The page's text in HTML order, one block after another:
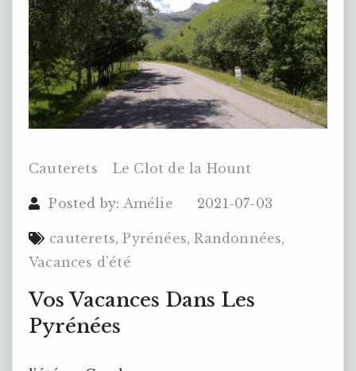
Cauterets Le Clot de la Hount
Posted by: Amélie 2021-07-03
cauterets,Pyrénées,Randonnées,
Vacances d'été
Vos Vacances Dans Les
Pyrénées